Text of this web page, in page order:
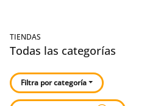
TIENDAS
Todas las categorías
Filtra por categoría